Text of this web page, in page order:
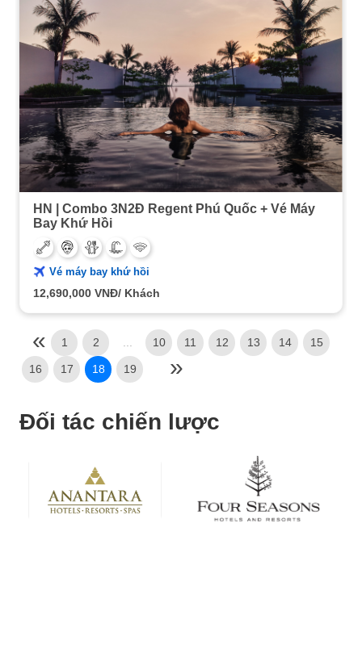
HN | Combo 3N2Đ Regent Phú Quốc + Vé Máy
Bay Khứ Hồi
Vé máy bay khứ hồi
12,690,000 VNĐ/ Khách
1 2 ... 10 11 12 13 14 15
16 17 18 19
Đối tác chiến lược